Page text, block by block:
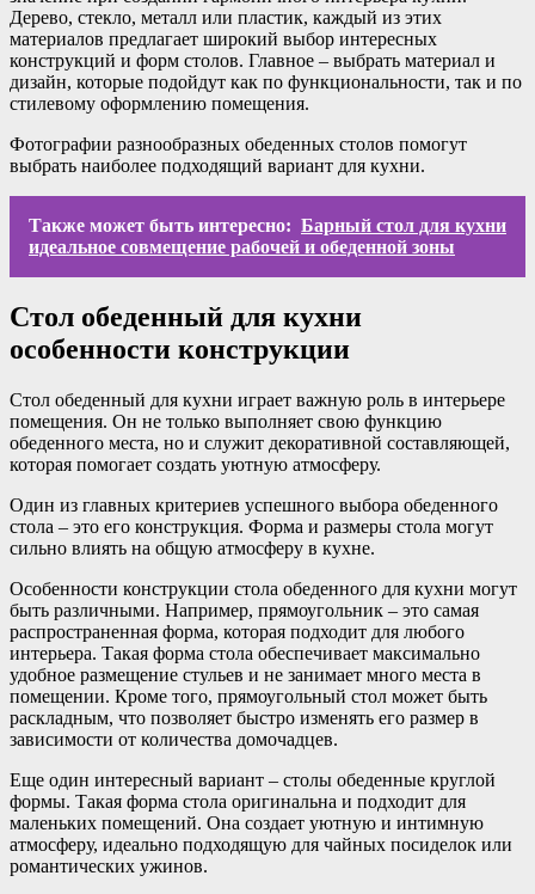
Дерево, стекло, металл или пластик, каждый из этих
материалов предлагает широкий выбор интересных
конструкций и форм столов. Главное – выбрать материал и
дизайн, которые подойдут как по функциональности, так и по
стилевому оформлению помещения.
Фотографии разнообразных обеденных столов помогут
выбрать наиболее подходящий вариант для кухни.
Также может быть интересно: Барный стол для кухни
идеальное совмещение рабочей и обеденной зоны
Стол обеденный для кухни
особенности конструкции
Стол обеденный для кухни играет важную роль в интерьере
помещения. Он не только выполняет свою функцию
обеденного места, но и служит декоративной составляющей,
которая помогает создать уютную атмосферу.
Один из главных критериев успешного выбора обеденного
стола – это его конструкция. Форма и размеры стола могут
сильно влиять на общую атмосферу в кухне.
Особенности конструкции стола обеденного для кухни могут
быть различными. Например, прямоугольник – это самая
распространенная форма, которая подходит для любого
интерьера. Такая форма стола обеспечивает максимально
удобное размещение стульев и не занимает много места в
помещении. Кроме того, прямоугольный стол может быть
раскладным, что позволяет быстро изменять его размер в
зависимости от количества домочадцев.
Еще один интересный вариант – столы обеденные круглой
формы. Такая форма стола оригинальна и подходит для
маленьких помещений. Она создает уютную и интимную
атмосферу, идеально подходящую для чайных посиделок или
романтических ужинов.